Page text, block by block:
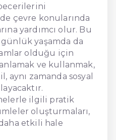
çevre konularında
yardımcı olur. Bu
yaşamda da
olduğu için
ve kullanmak,
aynı zamanda sosyal
ilgili pratik
oluşturmaları,
etkili hale